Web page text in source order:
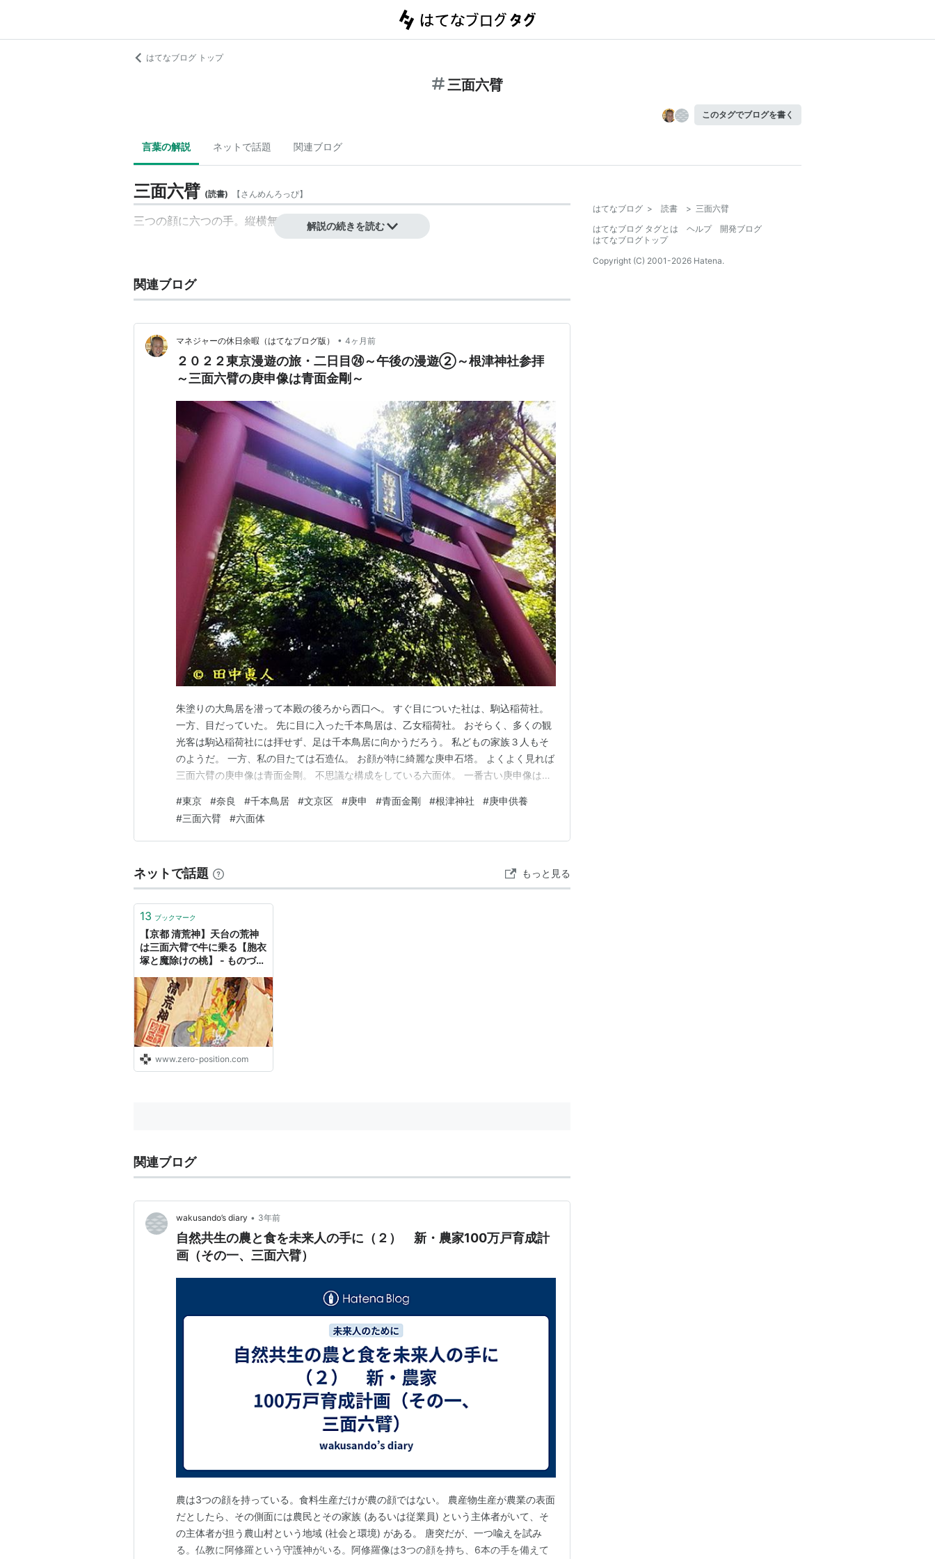
はてなブログ トップ
三面六臂
このタグでブログを書く
言葉の解説 ネットで話題 関連ブログ
三面六臂 (読書) 【さんめんろっぴ】
三つの顔に六つの手。縦横無尽に活躍すること。
解説の続きを読む
関連ブログ
マネジャーの休日余暇（はてなブログ版） • 4ヶ月前
２０２２東京漫遊の旅・二日目㉔～午後の漫遊②～根津神社参拝
～三面六臂の庚申像は青面金剛～
朱塗りの大鳥居を潜って本殿の後ろから西口へ。 すぐ目についた社は、駒込稲荷社。
一方、目だっていた。 先に目に入った千本鳥居は、乙女稲荷社。 おそらく、多くの観
光客は駒込稲荷社には拝せず、足は千本鳥居に向かうだろう。 私どもの家族３人もそ
のようだ。 一方、私の目たては石造仏。 お顔が特に綺麗な庚申石塔。 よくよく見れば
三面六臂の庚申像は青面金剛。 不思議な構成をしている六面体。 一番古い庚申像は寛
根津神社の主祭神は素戔嗚尊（スサノヲノミコト）。 神仏混交時代には本地仏を十一
面観音とする神社であった。 時代は明治に移…
#東京 #奈良 #千本鳥居 #文京区 #庚申 #青面金剛 #根津神社 #庚申供養
#三面六臂 #六面体
ネットで話題 もっと見る
13 ブックマーク
【京都 清荒神】天台の荒神
は三面六臂で牛に乗る【胞衣
塚と魔除けの桃】 - ものづく
www.zero-position.com
関連ブログ
wakusando’s diary • 3年前
自然共生の農と食を未来人の手に（２） 新・農家100万戸育成計
画（その一、三面六臂）
農は3つの顔を持っている。食料生産だけが農の顔ではない。 農産物生産が農業の表面
だとしたら、その側面には農民とその家族 (あるいは従業員) という主体者がいて、そ
の主体者が担う農山村という地域 (社会と環境) がある。 唐突だが、一つ喩えを試み
る。仏教に阿修羅という守護神がいる。阿修羅像は3つの顔を持ち、6本の手を備えて
はてなブログ > 読書 > 三面六臂
はてなブログ タグとは
ヘルプ
開発ブログ
はてなブログトップ
Copyright (C) 2001-2026 Hatena.